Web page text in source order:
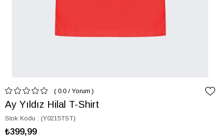
0.0 / Yorum
Ay Yıldız Hilal T-Shirt
Stok Kodu (Y0215TST)
₺399,99